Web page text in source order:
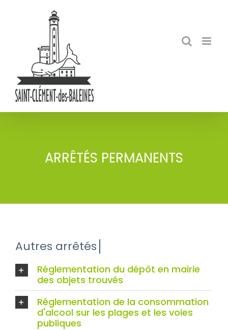
ARRÊTÉS PERMANENTS
Réglementation du dépôt en mairie
des objets trouvés
Réglementation de la consommation
d'alcool sur les plages et les voies
publiques